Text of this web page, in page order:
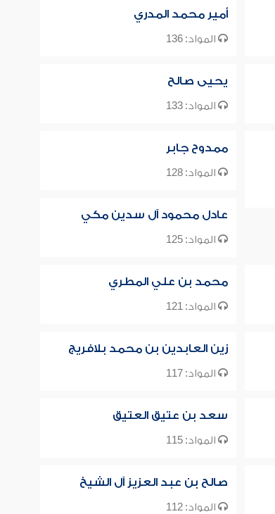
أمير محمد المدري
المواد: 136
يحيى صالح
المواد: 133
ممدوح جابر
المواد: 128
عادل محمود آل سدين مكي
المواد: 125
محمد بن علي المطري
المواد: 121
زين العابدين بن محمد بلافريج
المواد: 117
سعد بن عتيق العتيق
المواد: 115
صالح بن عبد العزيز آل الشيخ
المواد: 112